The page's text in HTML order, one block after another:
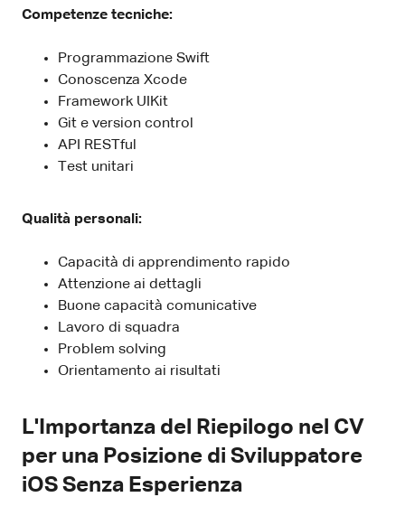
Competenze tecniche:
Programmazione Swift
Conoscenza Xcode
Framework UIKit
Git e version control
API RESTful
Test unitari
Qualità personali:
Capacità di apprendimento rapido
Attenzione ai dettagli
Buone capacità comunicative
Lavoro di squadra
Problem solving
Orientamento ai risultati
L'Importanza del Riepilogo nel CV
per una Posizione di Sviluppatore
iOS Senza Esperienza